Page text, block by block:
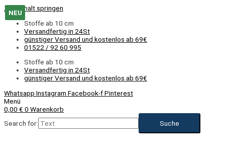
Zum Inhalt springen
Stoffe ab 10 cm
Versandfertig in 24St
günstiger Versand und kostenlos ab 69€
01522 / 92 60 995
Stoffe ab 10 cm
Versandfertig in 24St
günstiger Versand und kostenlos ab 69€
Whatsapp Instagram Facebook-fPinterest
Menü
0,00 € 0 Warenkorb
Search for:
NEU
NEU
NEU